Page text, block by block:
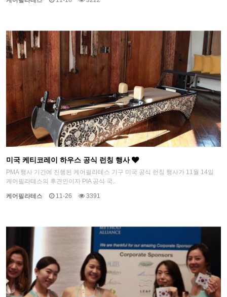
미국 케티코레이 하우스 공식 런칭 행사
PMA 행사 기간에 진행된 케어필라테스 기구 미국 공식 런칭 행사가 11월 14일
케어필라테스의 후견인이자 PIA 공식 국..
케어필라테스 11-26 3391